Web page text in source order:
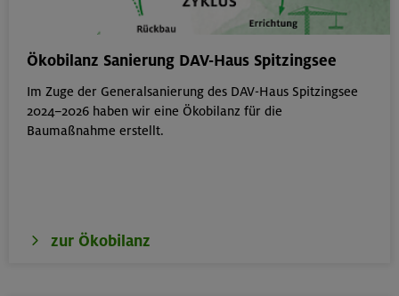
Hohe Gipfel in der wilden Texelgruppe
Ötztaler Alpen
Ökobilanz Sanierung DAV-Haus Spitzingsee
Im Zuge der Generalsanierung des DAV-Haus Spitzingsee
2024–2026 haben wir eine Ökobilanz für die
Baumaßnahme erstellt.
zur Ökobilanz